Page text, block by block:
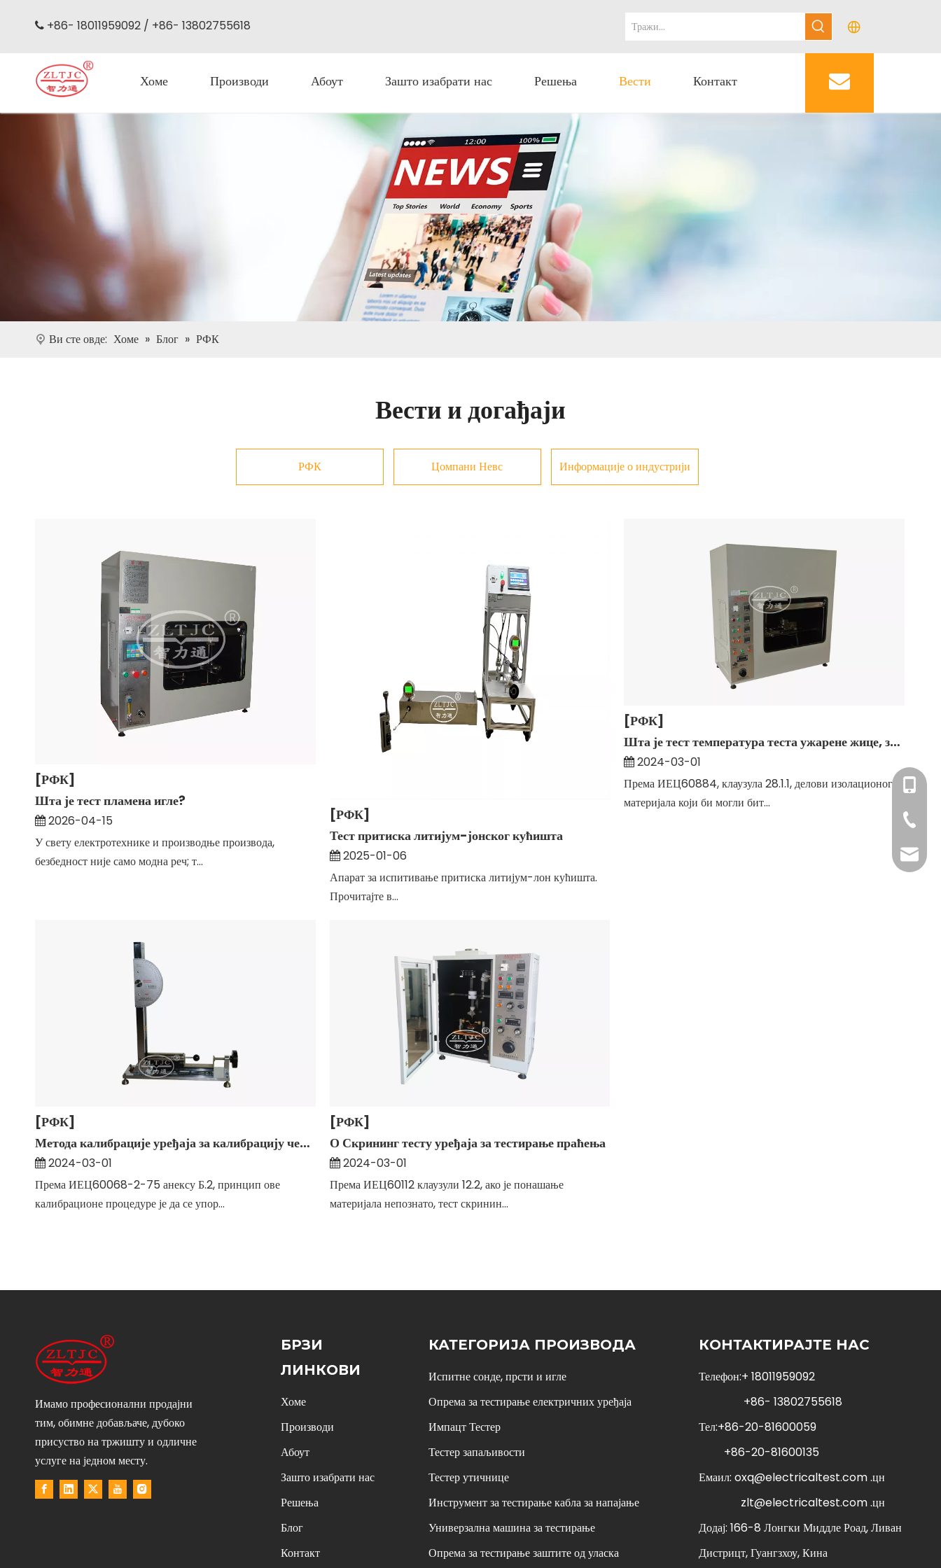
 +86- 18011959092 / +86- 13802755618
Хоме Производи Абоут Зашто изабрати нас Решења Вести Контакт
Ви сте овде: Хоме » Блог » РФК
Вести и догађаји
РФК Цомпани Невс Информације о индустрији
[РФК]
Шта је тест пламена игле?
2026-04-15
У свету електротехнике и производње производа,
безбедност није само модна реч; т...
[РФК]
Тест притиска литијум-јонског кућишта
2025-01-06
Апарат за испитивање притиска литијум-лон кућишта.
Прочитајте в...
[РФК]
Шта је тест температура теста ужарене жице, за изолационе материјале утичница.
2024-03-01
Према ИЕЦ60884, клаузула 28.1.1, делови изолационог
материјала који би могли бит...
[РФК]
Метода калибрације уређаја за калибрацију чекића са опругом
2024-03-01
Према ИЕЦ60068-2-75 анексу Б.2, принцип ове
калибрационе процедуре је да се упор...
[РФК]
О Скрининг тесту уређаја за тестирање праћења
2024-03-01
Према ИЕЦ60112 клаузули 12.2, ако је понашање
материјала непознато, тест скринин...
Имамо професионални продајни
тим, обимне добављаче, дубоко
присуство на тржишту и одличне
услуге на једном месту.
БРЗИ
ЛИНКОВИ
Хоме
Производи
Абоут
Зашто изабрати нас
Решења
Блог
Контакт
КАТЕГОРИЈА ПРОИЗВОДА
Испитне сонде, прсти и игле
Опрема за тестирање електричних уређаја
Импацт Тестер
Тестер запаљивости
Тестер утичнице
Инструмент за тестирање кабла за напајање
Универзална машина за тестирање
Опрема за тестирање заштите од уласка
+86-
+86-
+86-
+86-
КОНТАКТИРАЈТЕ НАС
Телефон:+ 18011959092
+86- 13802755618
Тел:+86-20-81600059
+86-20-81600135
Емаил: oxq@electricaltest.com .цн
zlt@electricaltest.com .цн
Додај: 166-8 Лонгки Миддле Роад, Ливан
Дистрицт, Гуангзхоу, Кина